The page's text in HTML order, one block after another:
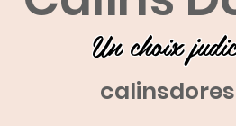
Un choix